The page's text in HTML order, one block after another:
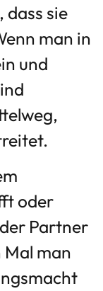
dass sie
man in
und
oder
Partner
man